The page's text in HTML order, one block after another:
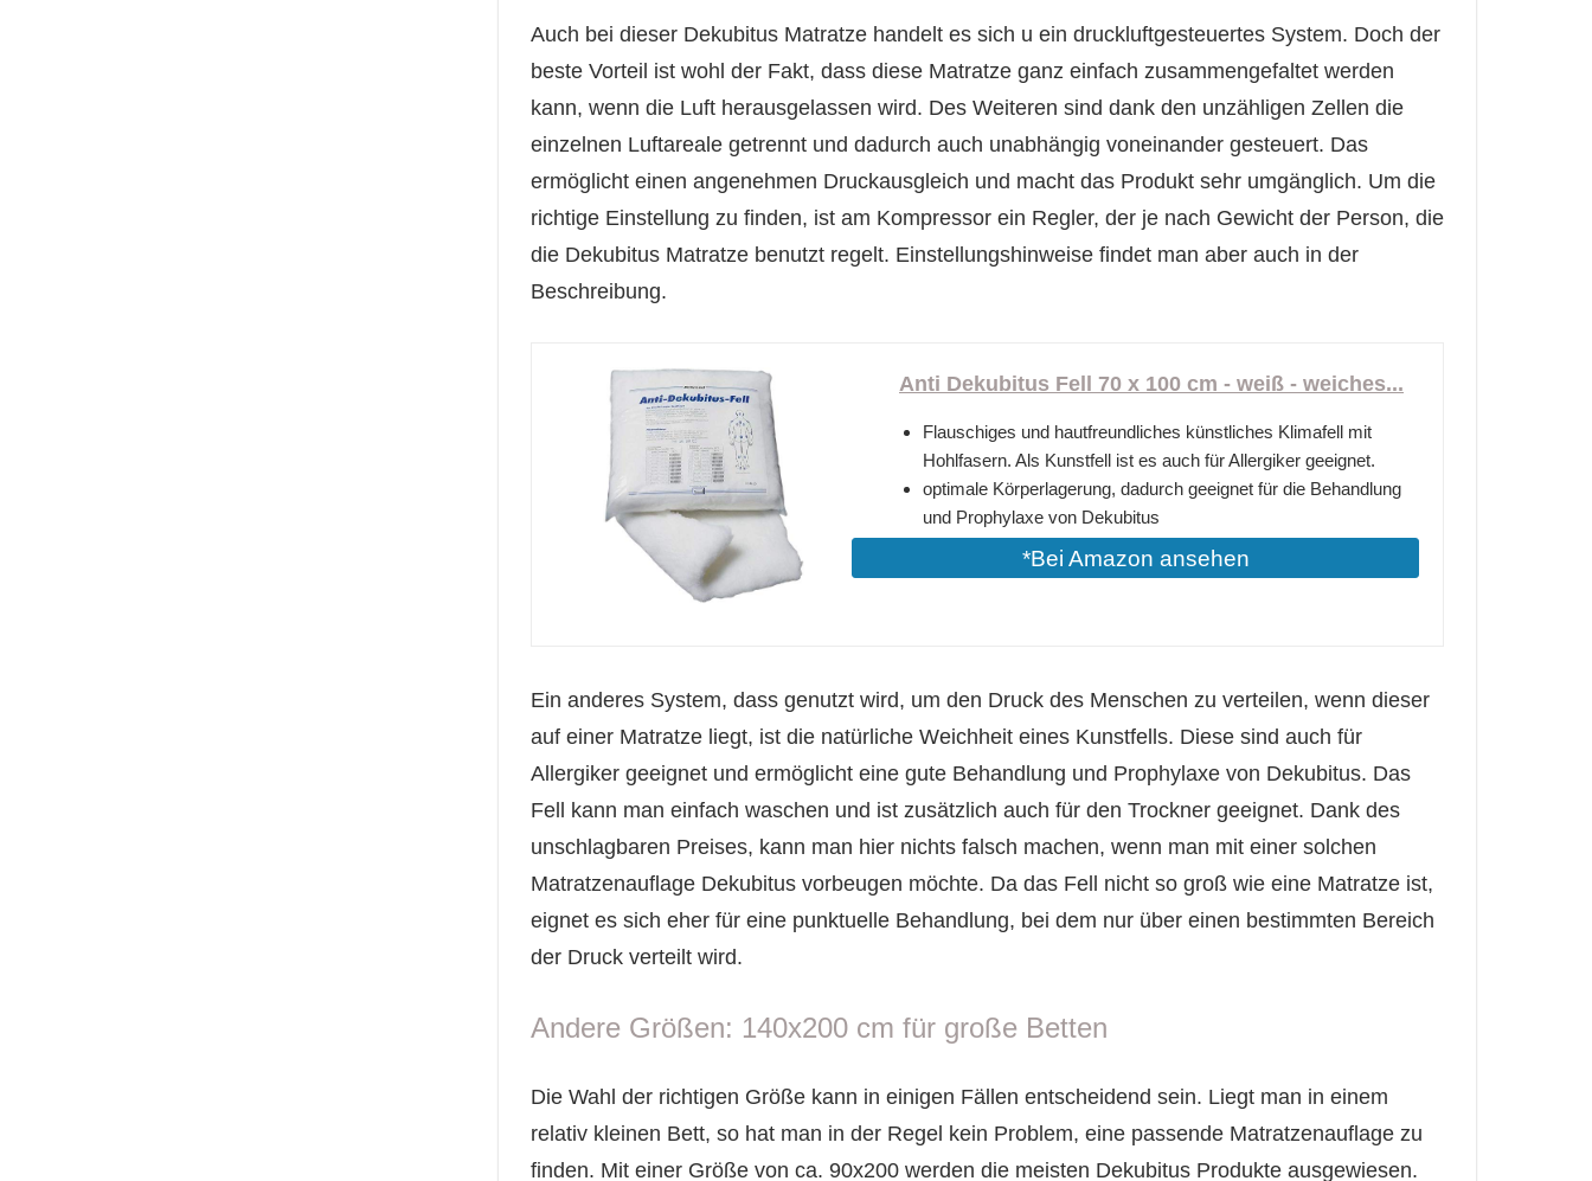
Auch bei dieser Dekubitus Matratze handelt es sich u ein druckluftgesteuertes System. Doch der
beste Vorteil ist wohl der Fakt, dass diese Matratze ganz einfach zusammengefaltet werden
kann, wenn die Luft herausgelassen wird. Des Weiteren sind dank den unzähligen Zellen die
einzelnen Luftareale getrennt und dadurch auch unabhängig voneinander gesteuert. Das
ermöglicht einen angenehmen Druckausgleich und macht das Produkt sehr umgänglich. Um die
richtige Einstellung zu finden, ist am Kompressor ein Regler, der je nach Gewicht der Person, die
die Dekubitus Matratze benutzt regelt. Einstellungshinweise findet man aber auch in der
Beschreibung.
Anti Dekubitus Fell 70 x 100 cm - weiß - weiches...
Flauschiges und hautfreundliches künstliches Klimafell mit
Hohlfasern. Als Kunstfell ist es auch für Allergiker geeignet.
optimale Körperlagerung, dadurch geeignet für die Behandlung
und Prophylaxe von Dekubitus
*Bei Amazon ansehen
Ein anderes System, dass genutzt wird, um den Druck des Menschen zu verteilen, wenn dieser
auf einer Matratze liegt, ist die natürliche Weichheit eines Kunstfells. Diese sind auch für
Allergiker geeignet und ermöglicht eine gute Behandlung und Prophylaxe von Dekubitus. Das
Fell kann man einfach waschen und ist zusätzlich auch für den Trockner geeignet. Dank des
unschlagbaren Preises, kann man hier nichts falsch machen, wenn man mit einer solchen
Matratzenauflage Dekubitus vorbeugen möchte. Da das Fell nicht so groß wie eine Matratze ist,
eignet es sich eher für eine punktuelle Behandlung, bei dem nur über einen bestimmten Bereich
der Druck verteilt wird.
Andere Größen: 140x200 cm für große Betten
Die Wahl der richtigen Größe kann in einigen Fällen entscheidend sein. Liegt man in einem
relativ kleinen Bett, so hat man in der Regel kein Problem, eine passende Matratzenauflage zu
finden. Mit einer Größe von ca. 90x200 werden die meisten Dekubitus Produkte ausgewiesen.